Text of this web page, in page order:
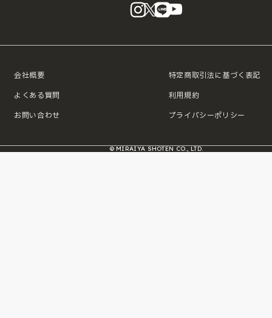
instagram
X LINE
会社概要
よくある質問
お問い合わせ
特定商取引法に基づく表記
利用規約
プライバシーポリシー
© MIRAIYA SHOTEN CO., LTD.